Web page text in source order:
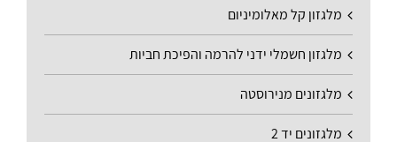
מלגזון קל מאלומיניום
מלגזון חשמלי ידני להרמה והפיכת חביות
מלגזונים מנירוסטה
מלגזונים יד 2